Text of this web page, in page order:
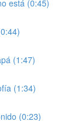
está (0:45)
(1:47)
(1:34)
(0:23)